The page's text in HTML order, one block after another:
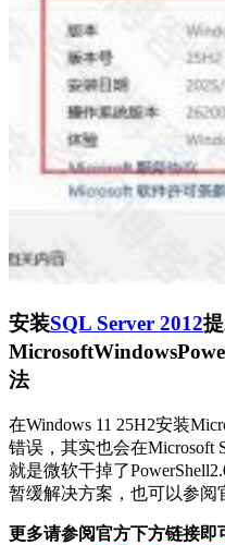
安装SQL Server 2012
法
在Windows 11 25H2安装
错误，其实也会在Microsoft
就是微软干掉了
暂缓解决方案，也可以参阅
更多请参阅官方下方链接即